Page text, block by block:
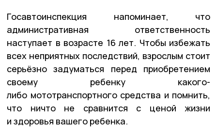
Госавтоинспекция напоминает, что
административная ответственность
наступает в возрасте 16 лет. Чтобы избежать
всех неприятных последствий, взрослым стоит
серьёзно задуматься перед приобретением
своему ребенку какого-
либо мототранспортного средства и помнить,
что ничто не сравнится с ценой жизни
и здоровья вашего ребенка.